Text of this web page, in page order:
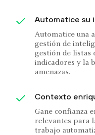
Automatice su
Automatice una
gestión de
gestión de listas
indicadores y la
amenazas.
Contexto
Gane confianza
relevantes para
trabajo